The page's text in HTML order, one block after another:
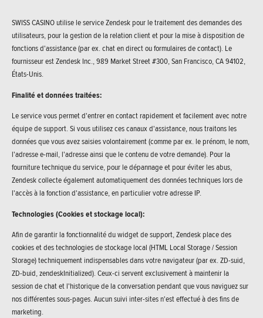
SWISS CASINO utilise le service Zendesk pour le traitement des demandes des
utilisateurs, pour la gestion de la relation client et pour la mise à disposition de
fonctions d'assistance (par ex. chat en direct ou formulaires de contact). Le
fournisseur est Zendesk Inc., 989 Market Street #300, San Francisco, CA 94102,
États-Unis.
Finalité et données traitées:
Le service vous permet d'entrer en contact rapidement et facilement avec notre
équipe de support. Si vous utilisez ces canaux d'assistance, nous traitons les
données que vous avez saisies volontairement (comme par ex. le prénom, le nom,
l'adresse e-mail, l'adresse ainsi que le contenu de votre demande). Pour la
fourniture technique du service, pour le dépannage et pour éviter les abus,
Zendesk collecte également automatiquement des données techniques lors de
l'accès à la fonction d'assistance, en particulier votre adresse IP.
Technologies (Cookies et stockage local):
Afin de garantir la fonctionnalité du widget de support, Zendesk place des
cookies et des technologies de stockage local (HTML Local Storage / Session
Storage) techniquement indispensables dans votre navigateur (par ex. ZD-suid,
ZD-buid, zendeskInitialized). Ceux-ci servent exclusivement à maintenir la
session de chat et l'historique de la conversation pendant que vous naviguez sur
nos différentes sous-pages. Aucun suivi inter-sites n'est effectué à des fins de
marketing.